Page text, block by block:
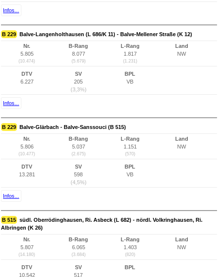
Infos...
B 229 Balve-Langenholthausen (L 686/K 11) - Balve-Mellener Straße (K 12)
Nr.
5.805
(10.474)
B-Rang
8.077
(5.679)
L-Rang
1.817
(1.231)
Land
NW
DTV
6.227
SV
205
(3,3%)
BPL
VB
Infos...
B 229 Balve-Glärbach - Balve-Sanssouci (B 515)
Nr.
5.806
(10.477)
B-Rang
5.037
(2.675)
L-Rang
1.151
(570)
Land
NW
DTV
13.281
SV
598
(4,5%)
BPL
VB
Infos...
B 515 südl. Oberrödinghausen, Ri. Asbeck (L 682) - nördl. Volkringhausen, Ri.
Albringen (K 26)
Nr.
5.807
(14.180)
B-Rang
6.065
(3.684)
L-Rang
1.403
(820)
Land
NW
DTV
10.542
SV
517
BPL